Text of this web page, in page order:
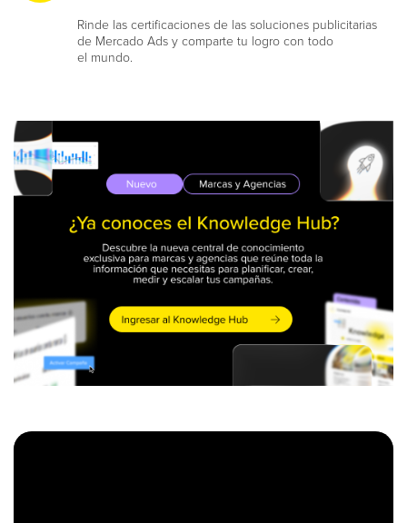
Rinde las certificaciones de las soluciones publicitarias
de Mercado Ads y comparte tu logro con todo
el mundo.